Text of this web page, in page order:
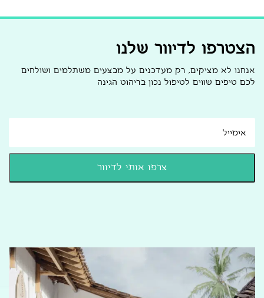
הצטרפו לדיוור שלנו
אנחנו לא מציקים, רק מעדכנים על מבצעים משתלמים ושולחים
לכם טיפים שווים לטיפול נכון בריהוט הגינה